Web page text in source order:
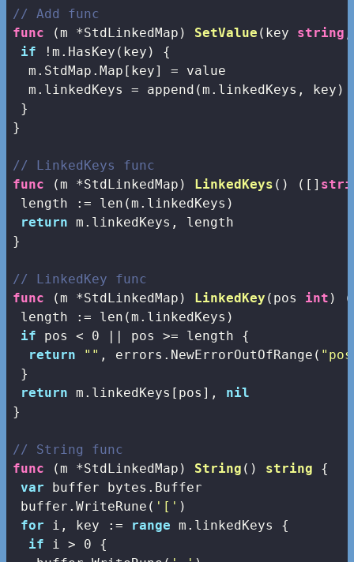
// Add func
func
(m *StdLinkedMap) SetValue (key string
if !m.HasKey(key) {
  m.StdMap.Map[key] = value
  m.linkedKeys =
append (m.linkedKeys, key)
}
}
// LinkedKeys func
func
(m *StdLinkedMap) LinkedKeys () ([]
length := len (m.linkedKeys)
return m.linkedKeys, length
}
// LinkedKey func
func
(m *StdLinkedMap) LinkedKey (pos int ) (
length := len (m.linkedKeys)
if pos < 0 || pos >= length {
return
"" , errors.NewErrorOutOfRange(
}
return m.linkedKeys[pos], nil
}
// String func
func
(m *StdLinkedMap) String () string {
var buffer bytes.Buffer
buffer.WriteRune( '[' )
for i, key := range m.linkedKeys {
if i > 0 {